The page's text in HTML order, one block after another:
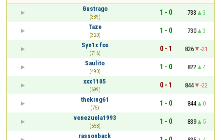
Gustrago
(339)
1 - 0 733
3
Taze
(320)
1 - 0 730
3
Syn1x fox
(716)
0 - 1 826
-21
Saulito
(490)
1 - 0 822
4
xxx1105
(699)
0 - 1 844
-22
theking61
(75)
1 - 0 844
0
venezuela1993
(558)
1 - 0 839
5
rassonback